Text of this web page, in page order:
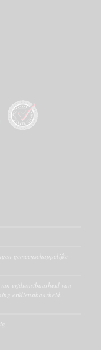
gemeenschappelijke
erfdienstbaarheid van
erfdienstbaarheid.